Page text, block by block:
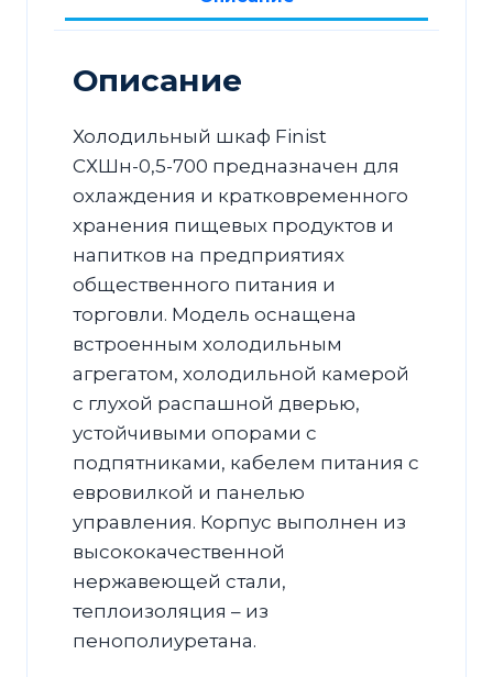
Описание
Холодильный шкаф Finist
CХШн-0,5-700 предназначен для
охлаждения и кратковременного
хранения пищевых продуктов и
напитков на предприятиях
общественного питания и
торговли. Модель оснащена
встроенным холодильным
агрегатом, холодильной камерой
с глухой распашной дверью,
устойчивыми опорами с
подпятниками, кабелем питания с
евровилкой и панелью
управления. Корпус выполнен из
высококачественной
нержавеющей стали,
теплоизоляция – из
пенополиуретана.